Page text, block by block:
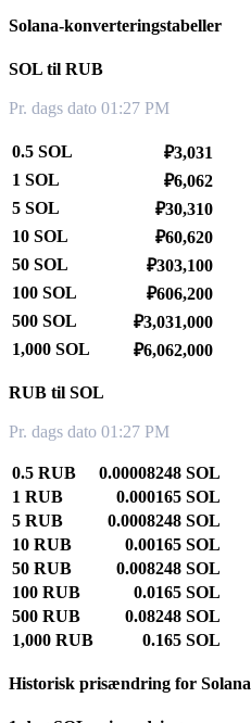
Solana-konverteringstabeller
SOL til RUB
Pr. dags dato 01:27 PM
0.5 SOL
₽3,031
1 SOL
₽6,062
5 SOL
₽30,310
10 SOL
₽60,620
50 SOL
₽303,100
100 SOL
₽606,200
500 SOL
₽3,031,000
1,000 SOL
₽6,062,000
RUB til SOL
Pr. dags dato 01:27 PM
0.5 RUB
0.00008248 SOL
1 RUB
0.000165 SOL
5 RUB
0.0008248 SOL
10 RUB
0.00165 SOL
50 RUB
0.008248 SOL
100 RUB
0.0165 SOL
500 RUB
0.08248 SOL
1,000 RUB
0.165 SOL
Historisk prisændring for Solana